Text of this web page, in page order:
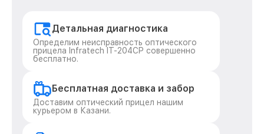
Детальная диагностика
Определим неисправность оптического
прицела Infratech IT-204CP совершенно
бесплатно.
Бесплатная доставка и забор
Доставим оптический прицел нашим
курьером в Казани.